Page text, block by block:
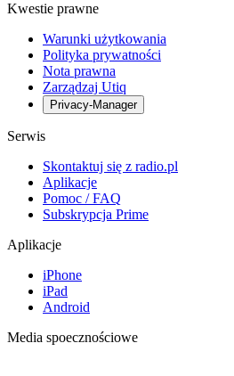
Kwestie prawne
Warunki użytkowania
Polityka prywatności
Nota prawna
Zarządzaj Utiq
Privacy-Manager
Serwis
Skontaktuj się z radio.pl
Aplikacje
Pomoc / FAQ
Subskrypcja Prime
Aplikacje
iPhone
iPad
Android
Media spoecznościowe